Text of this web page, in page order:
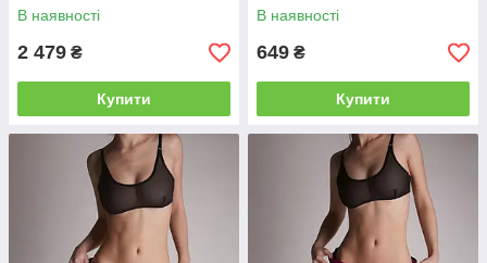
В наявності
2 479 ₴
Купити
В наявності
649 ₴
Купити